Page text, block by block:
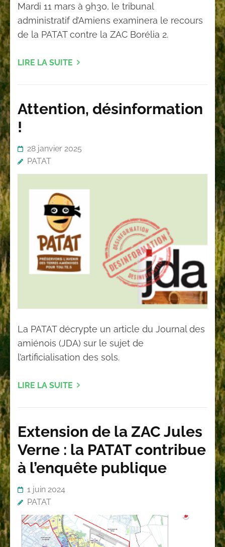
Mardi 11 mars à 9h30, le tribunal
administratif d’Amiens examinera le recours
de la PATAT contre la ZAC Borélia 2.
LIRE LA SUITE
Attention, désinformation
!
28 janvier 2025
PATAT
La PATAT décrypte un article du Journal des
amiénois (JDA) sur le sujet de
l’artificialisation des sols.
LIRE LA SUITE
Extension de la ZAC Jules
Verne : la PATAT contribue
à l’enquête publique
1 juin 2024
PATAT